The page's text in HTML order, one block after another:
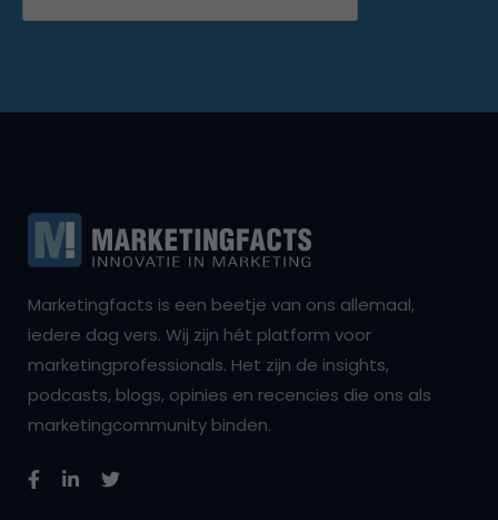
Marketingfacts is een beetje van ons allemaal,
iedere dag vers. Wij zijn hét platform voor
marketingprofessionals. Het zijn de insights,
podcasts, blogs, opinies en recencies die ons als
marketingcommunity binden.